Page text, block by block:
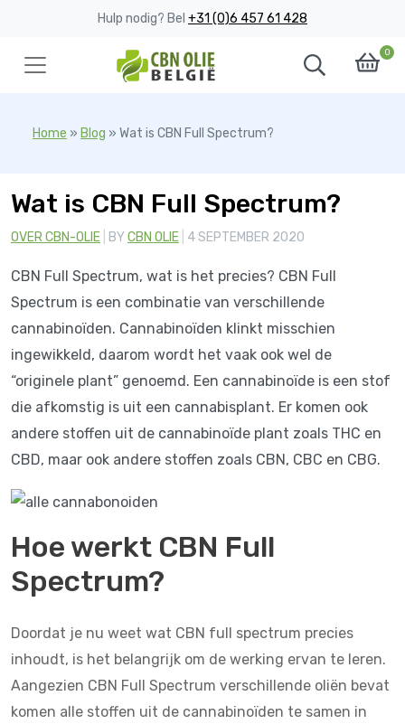
Hulp nodig? Bel +31 (0)6 457 61 428
0
Home » Blog » Wat is CBN Full Spectrum?
Wat is CBN Full Spectrum?
CATEGORIES
OVER CBN-OLIE BYCBN OLIE 4 SEPTEMBER 2020
CBN Full Spectrum, wat is het precies? CBN Full
Spectrum is een combinatie van verschillende
cannabinoïden. Cannabinoïden klinkt misschien
ingewikkeld, daarom wordt het vaak ook wel de
“originele plant” genoemd. Een cannabinoïde is een stof
die afkomstig is uit een cannabisplant. Er komen ook
andere stoffen uit de cannabinoïde plant zoals THC en
CBD, maar ook andere stoffen zoals CBN, CBC en CBG.
Hoe werkt CBN Full
Spectrum?
Doordat je nu weet wat CBN full spectrum precies
inhoudt, is het belangrijk om de werking ervan te leren.
Aangezien CBN Full Spectrum verschillende oliën bevat
komen alle stoffen uit de cannabinoïden te samen in